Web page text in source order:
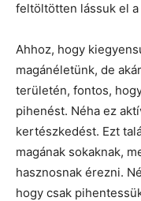
feltöltötten lássuk el
Ahhoz, hogy
magánéletünk, de
területén, fontos,
pihenést. Néha ez
kertészkedést. Ezt
magának sokaknak,
hasznosnak érezni.
hogy csak